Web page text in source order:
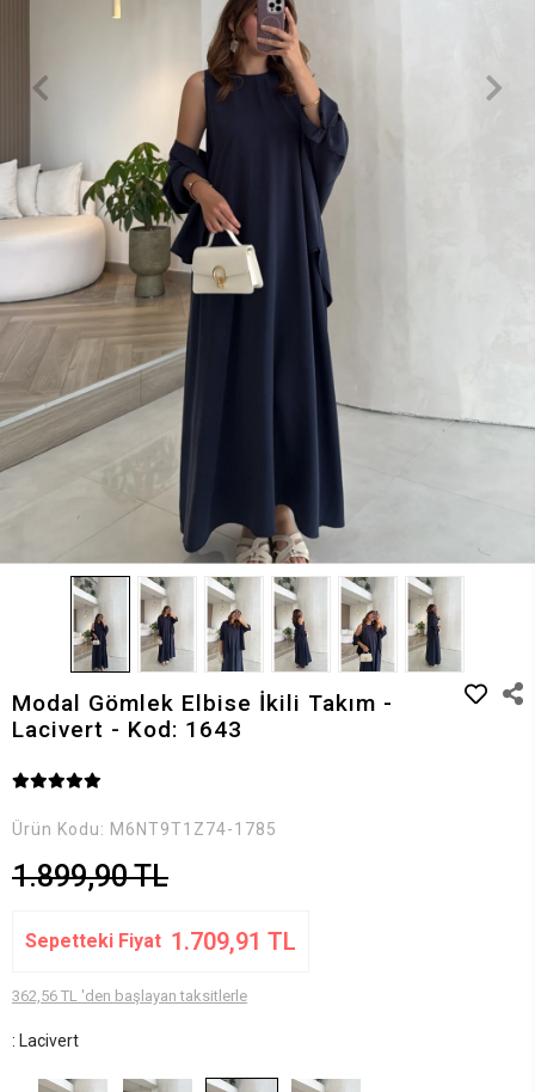
Modal Gömlek Elbise İkili Takım -
Lacivert - Kod: 1643
Ürün Kodu: M6NT9T1Z74-1785
1.899,90 TL
Sepetteki Fiyat 1.709,91 TL
362,56 TL 'den başlayan taksitlerle
: Lacivert